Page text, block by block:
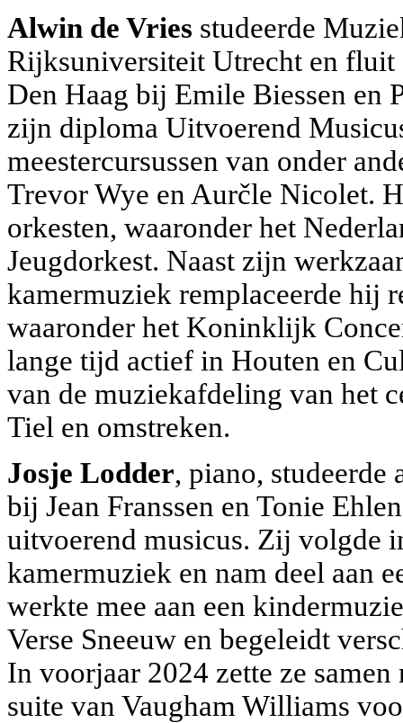
Alwin de Vries studeerde
Rijksuniversiteit Utrecht en
Den Haag bij Emile Biessen en
zijn diploma Uitvoerend
meestercursussen van onder
Trevor Wye en Aurčle Nicolet.
orkesten, waaronder het
Jeugdorkest. Naast zijn
kamermuziek remplaceerde hij
waaronder het Koninklijk
lange tijd actief in Houten en
van de muziekafdeling van het
Tiel en omstreken.
Josje Lodder, piano, studeerde
bij Jean Franssen en Tonie
uitvoerend musicus. Zij volgde
kamermuziek en nam deel aan
werkte mee aan een
Verse Sneeuw en begeleidt
In voorjaar 2024 zette ze
suite van Vaugham Williams